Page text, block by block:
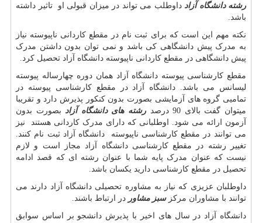
رشته دانشگاه آزاد داوطلب می تواند در میزان قبولی او تاثیر داشته
باشد.
نکته مهم این است که برای ثبت نام در مقطع کاردانی ناپیوسته نیاز
به مدرک پیش دانشگاهی کی باشد و نمی توان بدون داشتن مدرک
پیش دانشگاهی در مقطع کاردانی ناپیوسته دانشگاه آزاد تحصیل کرد.
مقطع کارشناسی پیوسته دانشگاه آزاد همان دوره چهارساله پیوسته
لیسانس می باشد. دانشگاه آزاد در مقطع کارشناسی پیوسته در
تمامیی گروه های آزمایشی بصورت بدون کنکور پذیرش دارد و تقریبا
میتوان گفت بالای 90 درصد
رشته های دانشگاه آزاد بصورت بدون
آزمون ارائه می شود. اوطلبانی که دارای مدرک کاردانی هستند نیز
می توانند در مقطع کارشناسی ناپیوسته دانشگاه آزاد ثبت نام کنند.
تغییر رشته در مقطع کارشناسی دانشگاه آزاد مجاز است و لازم
نیست که عنوان مدرک پایه شما با عنوان رشته ای که قصد ادامه
تحصیل در مقطع کارشناسی دارید یکسان باشد.
داوطلبان عزیزی که نیاز به مشاوره تحصیلی دانشگاه آزاد دارند می
توانند با مشاوران مرکزسبز مشاور در ارتباط باشند.
دانشگاه آزاد در سال های اخیر با پذیرش دانشجو بر اساس سوابق